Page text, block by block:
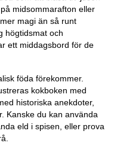
midsommarafton eller
magi än så runt
högtidsmat och
ett middagsbord för de
föda förekommer.
kokboken med
historiska anekdoter,
Kanske du kan använda
eld i spisen, eller prova